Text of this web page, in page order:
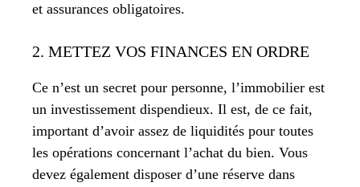
et assurances obligatoires.
2. METTEZ VOS FINANCES EN ORDRE
Ce n’est un secret pour personne, l’immobilier est
un investissement dispendieux. Il est, de ce fait,
important d’avoir assez de liquidités pour toutes
les opérations concernant l’achat du bien. Vous
devez également disposer d’une réserve dans